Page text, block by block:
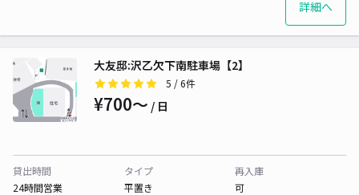
詳細へ
大友邸:沢乙欠下南駐車場【2】
5 / 6件
¥700〜 / 日
貸出時間
24時間営業
タイプ
平置き
再入庫
可